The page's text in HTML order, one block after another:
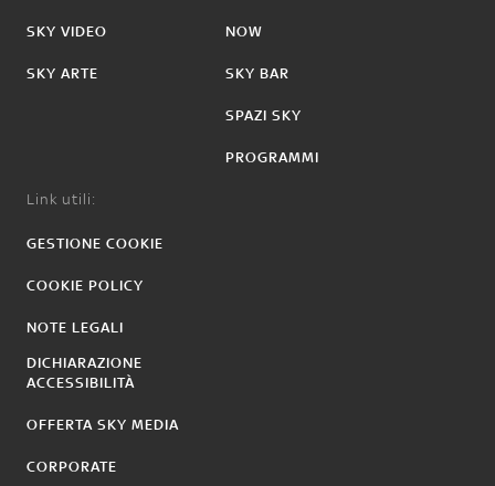
SKY VIDEO
SKY ARTE
NOW
SKY BAR
SPAZI SKY
PROGRAMMI
Link utili:
GESTIONE COOKIE
COOKIE POLICY
NOTE LEGALI
DICHIARAZIONE
ACCESSIBILITÀ
OFFERTA SKY MEDIA
CORPORATE